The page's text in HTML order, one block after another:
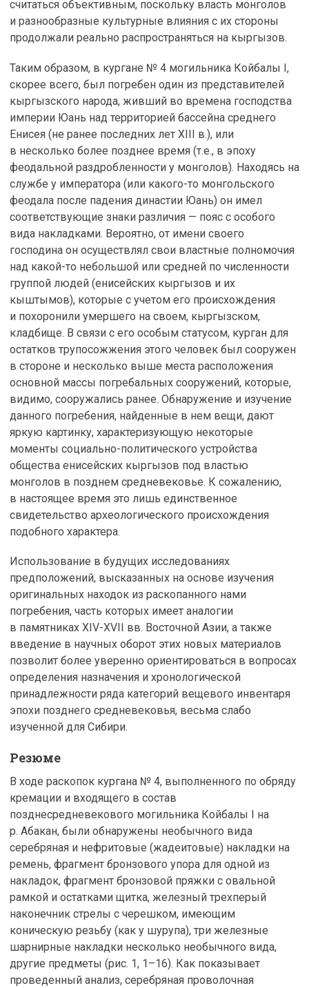
считаться объективным, поскольку власть монголов
и разнообразные культурные влияния с их стороны
продолжали реально распространяться на кыргызов.
Таким образом, в кургане № 4 могильника Койбалы I,
скорее всего, был погребен один из представителей
кыргызского народа, живший во времена господства
империи Юань над территорией бассейна среднего
Енисея (не ранее последних лет XIII в.), или
в несколько более позднее время (т.е., в эпоху
феодальной раздробленности у монголов). Находясь на
службе у императора (или какого-то монгольского
феодала после падения династии Юань) он имел
соответствующие знаки различия — пояс с особого
вида накладками. Вероятно, от имени своего
господина он осуществлял свои властные полномочия
над какой-то небольшой или средней по численности
группой людей (енисейских кыргызов и их
кыштымов), которые с учетом его происхождения
и похоронили умершего на своем, кыргызском,
кладбище. В связи с его особым статусом, курган для
остатков трупосожжения этого человек был сооружен
в стороне и несколько выше места расположения
основной массы погребальных сооружений, которые,
видимо, сооружались ранее. Обнаружение и изучение
данного погребения, найденные в нем вещи, дают
яркую картинку, характеризующую некоторые
моменты социально-политического устройства
общества енисейских кыргызов под властью
монголов в позднем средневековье. К сожалению,
в настоящее время это лишь единственное
свидетельство археологического происхождения
подобного характера.
Использование в будущих исследованиях
предположений, высказанных на основе изучения
оригинальных находок из раскопанного нами
погребения, часть которых имеет аналогии
в памятниках XIV-XVII вв. Восточной Азии, а также
введение в научных оборот этих новых материалов
позволит более уверенно ориентироваться в вопросах
определения назначения и хронологической
принадлежности ряда категорий вещевого инвентаря
эпохи позднего средневековья, весьма слабо
изученной для Сибири.
Резюме
В ходе раскопок кургана № 4, выполненного по обряду
кремации и входящего в состав
позднесредневекового могильника Койбалы I на
р. Абакан, были обнаружены необычного вида
серебряная и нефритовые (жадеитовые) накладки на
ремень, фрагмент бронзового упора для одной из
накладок, фрагмент бронзовой пряжки с овальной
рамкой и остатками щитка, железный трехперый
наконечник стрелы с черешком, имеющим
коническую резьбу (как у шурупа), три железные
шарнирные накладки несколько необычного вида,
другие предметы (рис. 1, 1–16). Как показывает
проведенный анализ, серебряная проволочная